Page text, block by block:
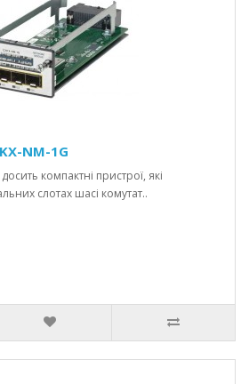
NM-1G
компактні пристрої, які
слотах шасі комутат..